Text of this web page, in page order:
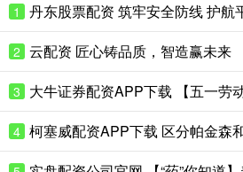
1
2 云配资 匠心铸品质，智造赢未来
3 大牛证券配资APP下载 【五一劳
4